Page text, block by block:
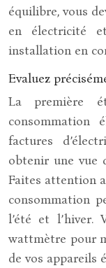
équilibre, vous
en électricité
installation en
Evaluez
La première
consommation
factures
obtenir une vue
Faites attention
consommation
l’été et l’hiver.
wattmètre pour
de vos appareils